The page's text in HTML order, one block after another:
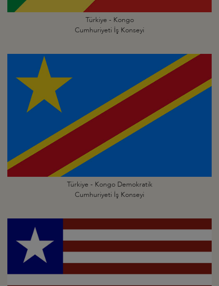
Türkiye - Kongo
Cumhuriyeti İş Konseyi
Türkiye - Kongo Demokratik
Cumhuriyeti İş Konseyi